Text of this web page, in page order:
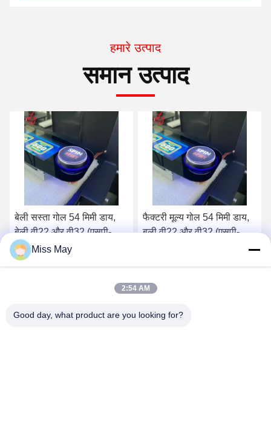
हमारे उत्पाद
समान उत्पाद
फैक्टरी मूल्य गोल 54 मिमी डाय,
बली वी22 और वी32 (एसपी-
आरएनडी-बली) बली बटन बिक्री
के लिए
बाली बटन, गोल 54 मिमी डाय,
बाली वी22 और वी32 (एसपी-
Miss May
2:54 AM
Good day, what product are you looking for?